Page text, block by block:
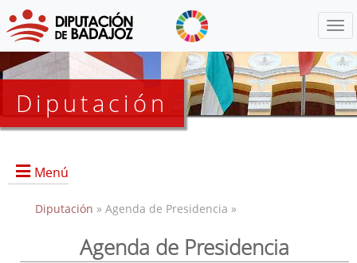
Diputación
Menú
Presidencia
Diputación » Agenda de Presidencia »
Agenda de Presidencia